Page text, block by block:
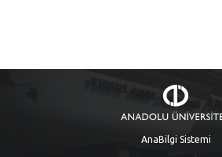
AnaBilgi Sistemi